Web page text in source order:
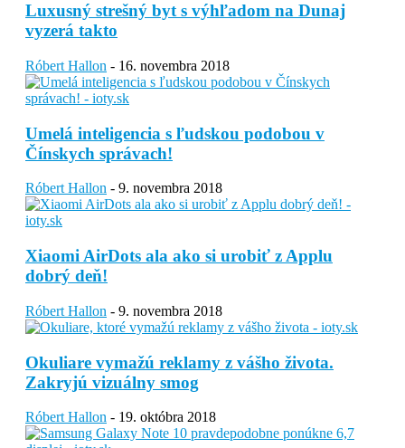
Luxusný strešný byt s výhľadom na Dunaj
vyzerá takto
Róbert Hallon - 16. novembra 2018
Umelá inteligencia s ľudskou podobou v
Čínskych správach!
Róbert Hallon - 9. novembra 2018
Xiaomi AirDots ala ako si urobiť z Applu
dobrý deň!
Róbert Hallon - 9. novembra 2018
Okuliare vymažú reklamy z vášho života.
Zakryjú vizuálny smog
Róbert Hallon - 19. októbra 2018